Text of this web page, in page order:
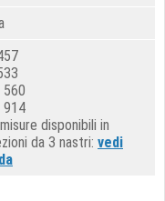
560
914
disponibili in
da 3 nastri: vedi